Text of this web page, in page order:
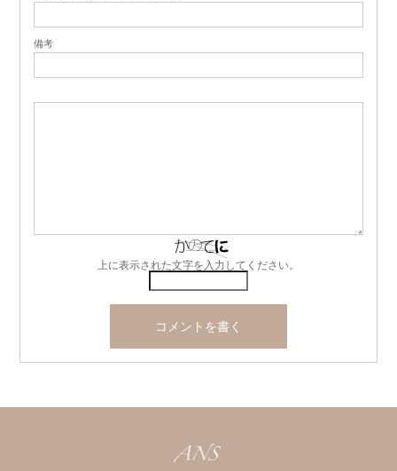
備考
上に表示された文字を入力してください。